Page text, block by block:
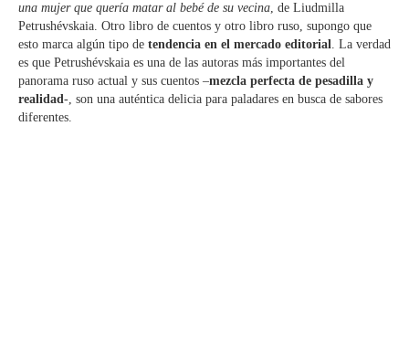
una mujer que quería matar al bebé de su vecina, de Liudmilla
Petrushévskaia. Otro libro de cuentos y otro libro ruso, supongo que
esto marca algún tipo de tendencia en el mercado editorial. La verdad
es que Petrushévskaia es una de las autoras más importantes del
panorama ruso actual y sus cuentos –mezcla perfecta de pesadilla y
realidad-, son una auténtica delicia para paladares en busca de sabores
diferentes.